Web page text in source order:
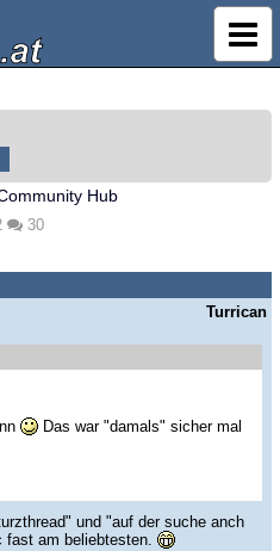
Hub
30
Turrican
Das war "damals" sicher mal
und "auf der suche anch
am beliebtesten.